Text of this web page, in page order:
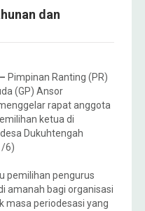
dan
Pimpinan Ranting (PR)
(GP) Ansor
rapat anggota
ketua di
Dukuhtengah
6)
pemilihan pengurus
amanah bagi organisasi
masa periodesasi yang